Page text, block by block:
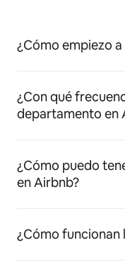
¿Cómo empiezo
¿Con qué
departamento en
¿Cómo puedo
en Airbnb?
¿Cómo funcionan